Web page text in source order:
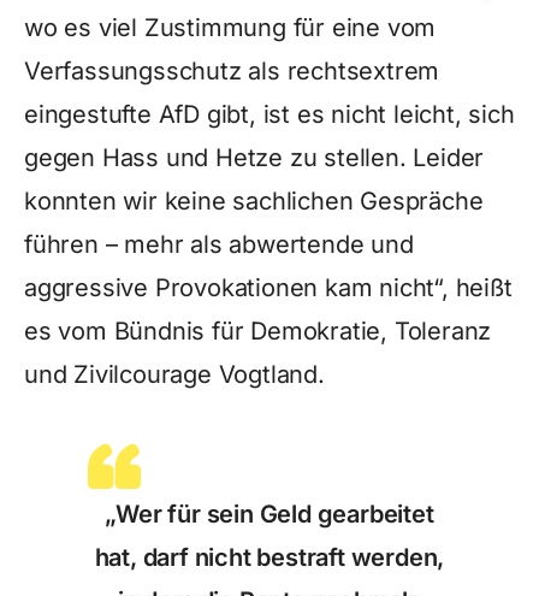
wo es viel Zustimmung für eine vom
Verfassungsschutz als rechtsextrem
eingestufte AfD gibt, ist es nicht leicht, sich
gegen Hass und Hetze zu stellen. Leider
konnten wir keine sachlichen Gespräche
führen – mehr als abwertende und
aggressive Provokationen kam nicht“, heißt
es vom Bündnis für Demokratie, Toleranz
und Zivilcourage Vogtland.
„Wer für sein Geld gearbeitet
hat, darf nicht bestraft werden,